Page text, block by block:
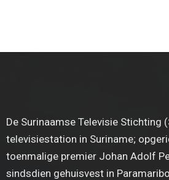
De Surinaamse Televisie Stichting
televisiestation in Suriname;
toenmalige premier Johan Adolf
sindsdien gehuisvest in